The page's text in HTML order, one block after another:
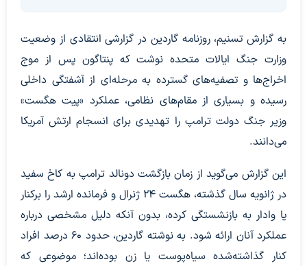
به گزارش تسنیم، روزنامه گاردین در گزارشی انتقادی از وضعیت
وزارت جنگ ایالات متحده نوشت که پنتاگون پس از موج
اخراج‌ها و تصفیه‌های گسترده به مرحله‌ای از آشفتگی داخلی
رسیده و بسیاری از مقام‌های نظامی، عملکرد «پیت هگست»
وزیر جنگ دولت ترامپ را تهدیدی برای انسجام ارتش آمریکا
می‌دانند.
این گزارش می‌گوید از زمان بازگشت دونالد ترامپ به کاخ سفید
در ژانویه سال گذشته، هگست ۲۴ ژنرال و فرمانده ارشد را برکنار
یا وادار به بازنشستگی کرده، بدون آنکه دلیل مشخصی درباره
عملکرد آنان ارائه شود. به نوشته گاردین، حدود ۶۰ درصد افراد
کنار گذاشته‌شده سیاه‌پوست یا زن بوده‌اند؛ موضوعی که